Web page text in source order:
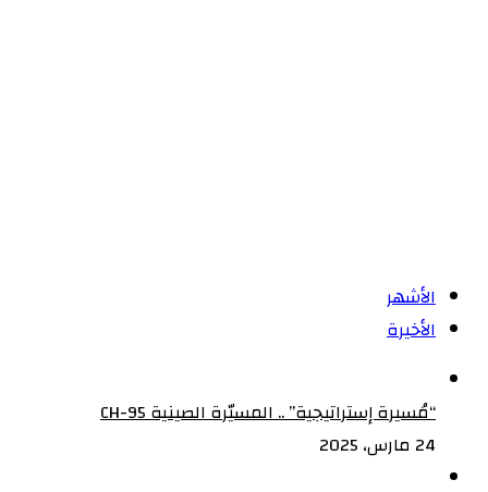
الأشهر
الأخيرة
“مُسيرة إستراتيجية” .. المسيّرة الصينية CH-95
24 مارس، 2025